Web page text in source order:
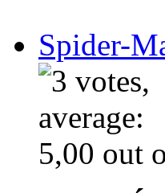
Spider-